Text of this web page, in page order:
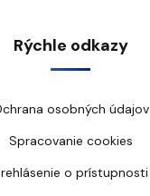
Rýchle odkazy
osobných údajov
Spracovanie cookies
o prístupnosti